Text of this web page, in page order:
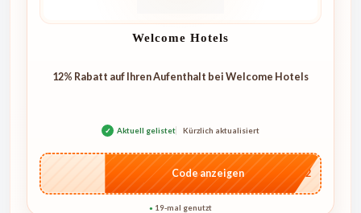
Welcome Hotels
12% Rabatt auf Ihren Aufenthalt bei Welcome Hotels
✓ Aktuell gelistet Kürzlich aktualisiert
…o12
Code anzeigen
● 19-mal genutzt